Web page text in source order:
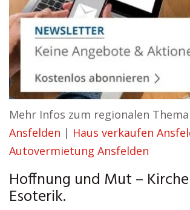
Mehr Infos zum regionalen Thema
Ansfelden | Haus verkaufen
Autovermietung Ansfelden
Hoffnung und Mut –
Esoterik.